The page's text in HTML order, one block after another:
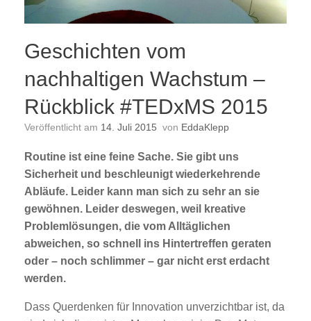
Geschichten vom
nachhaltigen Wachstum –
Rückblick #TEDxMS 2015
Veröffentlicht am 14. Juli 2015 von EddaKlepp
Routine ist eine feine Sache. Sie gibt uns
Sicherheit und beschleunigt wiederkehrende
Abläufe. Leider kann man sich zu sehr an sie
gewöhnen. Leider deswegen, weil kreative
Problemlösungen, die vom Alltäglichen
abweichen, so schnell ins Hintertreffen geraten
oder – noch schlimmer – gar nicht erst erdacht
werden.
Dass Querdenken für Innovation unverzichtbar ist, da